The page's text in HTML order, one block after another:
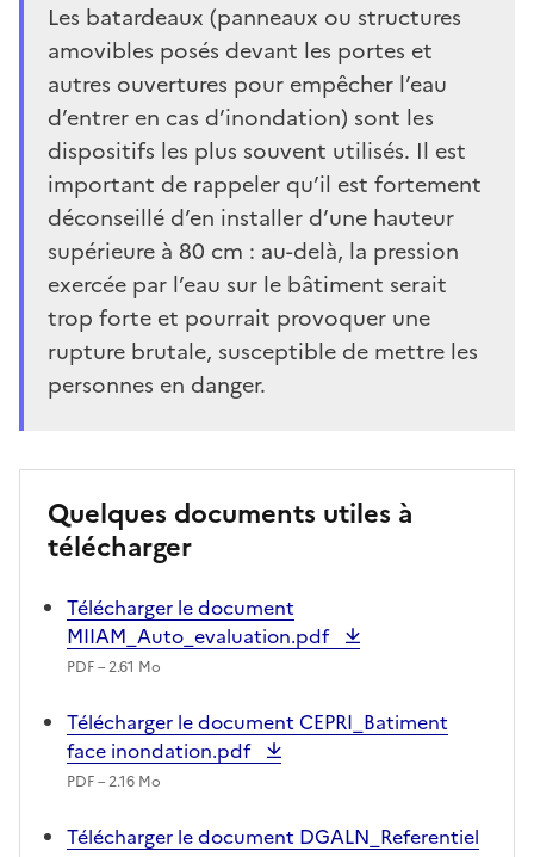
Les batardeaux (panneaux ou structures
amovibles posés devant les portes et
autres ouvertures pour empêcher l’eau
d’entrer en cas d’inondation) sont les
dispositifs les plus souvent utilisés. Il est
important de rappeler qu’il est fortement
déconseillé d’en installer d’une hauteur
supérieure à 80 cm : au-delà, la pression
exercée par l’eau sur le bâtiment serait
trop forte et pourrait provoquer une
rupture brutale, susceptible de mettre les
personnes en danger.
Quelques documents utiles à
télécharger
Télécharger le document
MIIAM_Auto_evaluation.pdf
PDF – 2.61 Mo
Télécharger le document CEPRI_Batiment
face inondation.pdf
PDF – 2.16 Mo
Télécharger le document DGALN_Referentiel